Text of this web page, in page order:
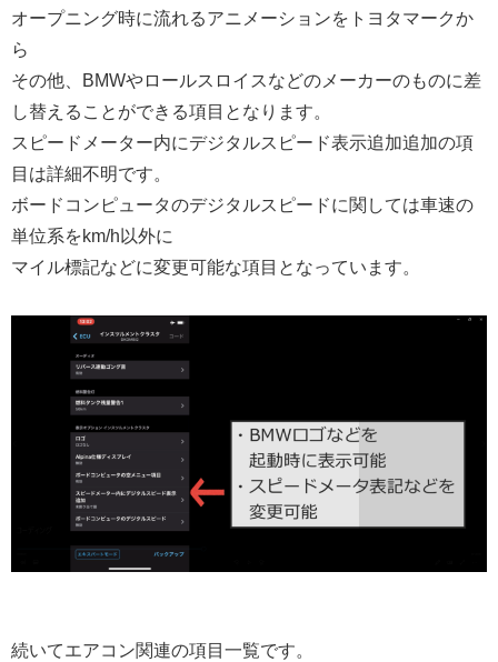
オープニング時に流れるアニメーションをトヨタマークか
ら
その他、BMWやロールスロイスなどのメーカーのものに差
し替えることができる項目となります。
スピードメーター内にデジタルスピード表示追加追加の項
目は詳細不明です。
ボードコンピュータのデジタルスピードに関しては車速の
単位系をkm/h以外に
マイル標記などに変更可能な項目となっています。
続いてエアコン関連の項目一覧です。